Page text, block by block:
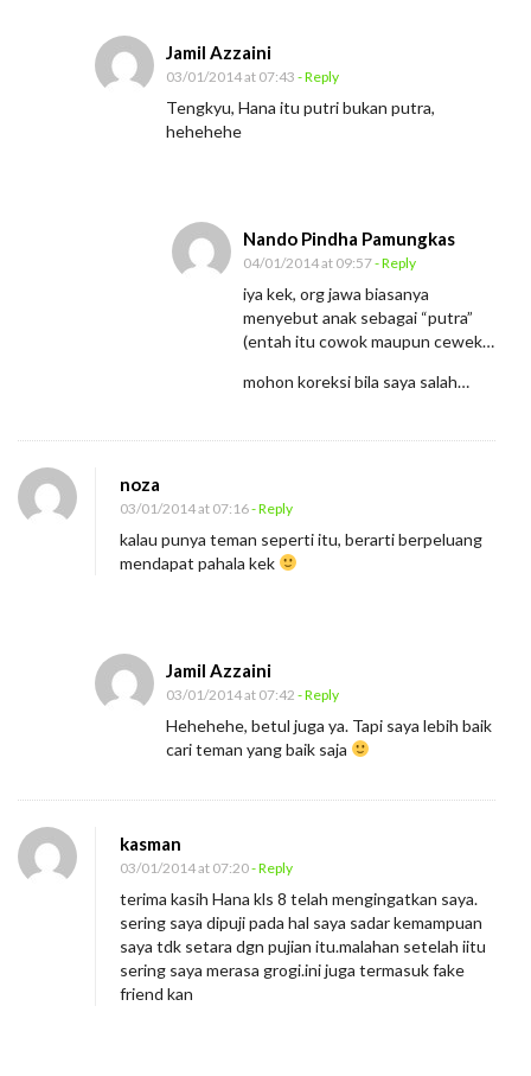
Jamil Azzaini
03/01/2014 at 07:43 - Reply
Tengkyu, Hana itu putri bukan putra,
hehehehe
Nando Pindha Pamungkas
04/01/2014 at 09:57- Reply
iya kek, org jawa biasanya
menyebut anak sebagai “putra”
(entah itu cowok maupun cewek…
mohon koreksi bila saya salah…
noza
03/01/2014 at 07:16- Reply
kalau punya teman seperti itu, berarti berpeluang
mendapat pahala kek
Jamil Azzaini
03/01/2014 at 07:42 - Reply
Hehehehe, betul juga ya. Tapi saya lebih baik
cari teman yang baik saja
kasman
03/01/2014 at 07:20- Reply
terima kasih Hana kls 8 telah mengingatkan saya.
sering saya dipuji pada hal saya sadar kemampuan
saya tdk setara dgn pujian itu.malahan setelah iitu
sering saya merasa grogi.ini juga termasuk fake
friend kan